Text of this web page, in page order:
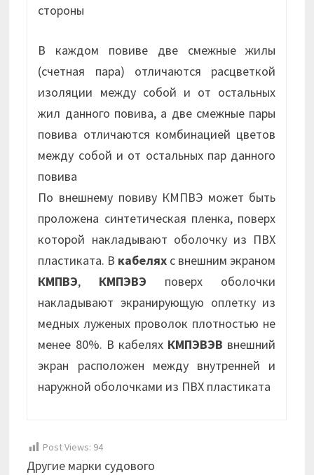
стороны
В каждом повиве две смежные жилы
(счетная пара) отличаются расцветкой
изоляции между собой и от остальных
жил данного повива, а две смежные пары
повива отличаются комбинацией цветов
между собой и от остальных пар данного
повива
По внешнему повиву КМПВЭ может быть
проложена синтетическая пленка, поверх
которой накладывают оболочку из ПВХ
пластиката. В кабелях с внешним экраном
КМПВЭ, КМПЭВЭ поверх оболочки
накладывают экранирующую оплетку из
медных луженых проволок плотностью не
менее 80%. В кабелях КМПЭВЭВ внешний
экран расположен между внутренней и
наружной оболочками из ПВХ пластиката
Post Views: 94
Другие марки судового